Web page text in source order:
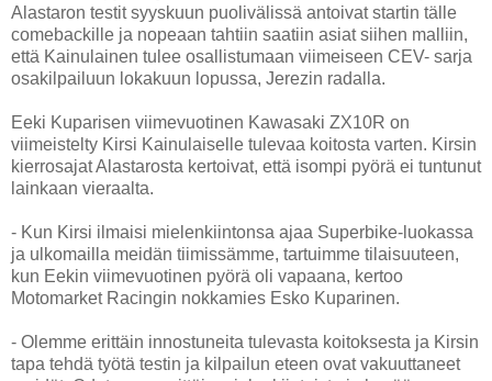
Alastaron testit syyskuun puolivälissä antoivat startin tälle
comebackille ja nopeaan tahtiin saatiin asiat siihen malliin,
että Kainulainen tulee osallistumaan viimeiseen CEV- sarja
osakilpailuun lokakuun lopussa, Jerezin radalla.
Eeki Kuparisen viimevuotinen Kawasaki ZX10R on
viimeistelty Kirsi Kainulaiselle tulevaa koitosta varten. Kirsin
kierrosajat Alastarosta kertoivat, että isompi pyörä ei tuntunut
lainkaan vieraalta.
- Kun Kirsi ilmaisi mielenkiintonsa ajaa Superbike-luokassa
ja ulkomailla meidän tiimissämme, tartuimme tilaisuuteen,
kun Eekin viimevuotinen pyörä oli vapaana, kertoo
Motomarket Racingin nokkamies Esko Kuparinen.
- Olemme erittäin innostuneita tulevasta koitoksesta ja Kirsin
tapa tehdä työtä testin ja kilpailun eteen ovat vakuuttaneet